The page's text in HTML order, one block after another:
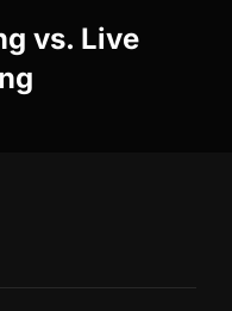
vs. Live